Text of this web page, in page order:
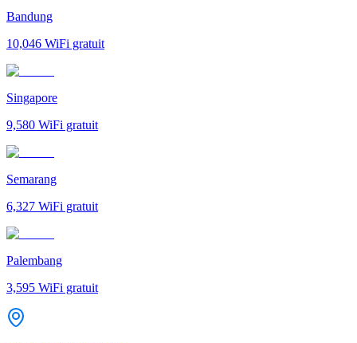
Bandung
10,046 WiFi gratuit
Singapore
9,580 WiFi gratuit
Semarang
6,327 WiFi gratuit
Palembang
3,595 WiFi gratuit